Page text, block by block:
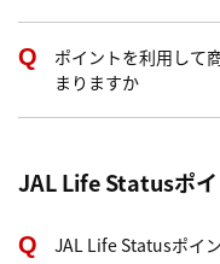
ポイントを利用して
まりますか
JAL Life Statusポイ
JAL Life Statusポイ